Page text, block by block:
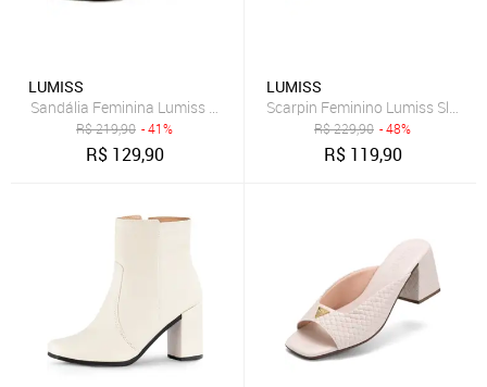
LUMISS
Sandália Feminina Lumiss Salto Fino Alto Metalizado Enfeite Off
R$219,90 - 41%
R$ 129,90
LUMISS
Scarpin Feminino Lumiss
R$229,90 - 48%
R$ 119,90